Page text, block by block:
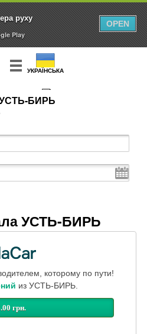
УКРАЇНСЬКА
КУПИТЬБИЛЕТ
УСТЬ-БИРЬ
УСТЬ-БИРЬ
которому по пути!
из УСТЬ-БИРЬ.
грн.
руху
Play
OPEN